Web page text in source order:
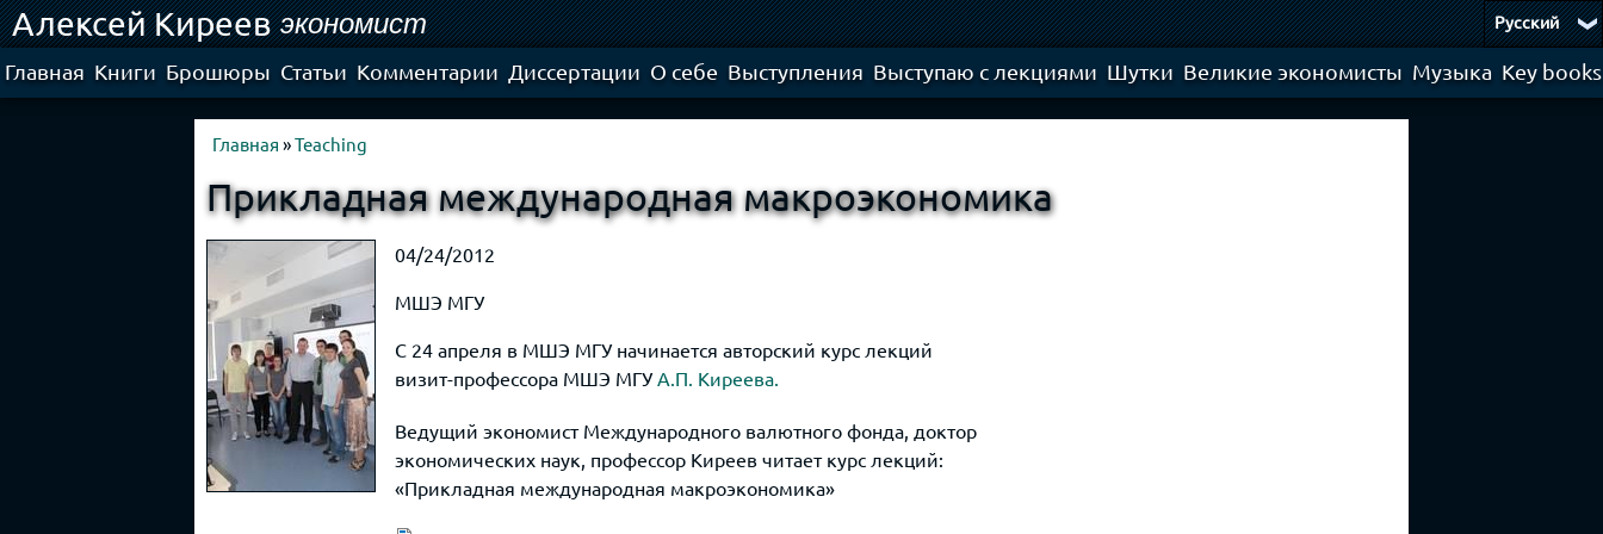
Skip to
main
content
Алексей Киреев экономист Русский
Главная Книги Брошюры Статьи Комментарии Диссертации О себе Выступления Выступаю с лекциями Шутки Великие экономисты Музыка Key books
Главная »Teaching
Прикладная международная макроэкономика
04/24/2012
МШЭ МГУ
С 24 апреля в МШЭ МГУ начинается авторский курс лекций
визит-профессора МШЭ МГУА.П. Киреева.
Ведущий экономист Международного валютного фонда, доктор
экономических наук, профессор Киреев читает курс лекций:
«Прикладная международная макроэкономика»